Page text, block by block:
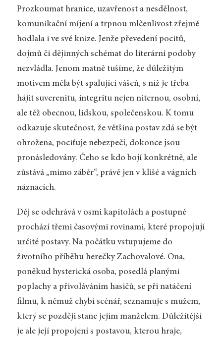
Prozkoumat hranice, uzavřenost a nesdělnost,
komunikační míjení a trpnou mlčenlivost zřejmě
hodlala i ve své knize. Jenže převedení pocitů,
dojmů či dějinných schémat do literární podoby
nezvládla. Jenom matně tušíme, že důležitým
motivem měla být spalující vášeň, s níž je třeba
hájit suverenitu, integritu nejen niternou, osobní,
ale též obecnou, lidskou, společenskou. K tomu
odkazuje skutečnost, že většina postav zdá se být
ohrožena, pociťuje nebezpečí, dokonce jsou
pronásledovány. Čeho se kdo bojí konkrétně, ale
zůstává „mimo záběr“, právě jen v klišé a vágních
náznacích.
Děj se odehrává v osmi kapitolách a postupně
prochází třemi časovými rovinami, které propojují
určité postavy. Na počátku vstupujeme do
životního příběhu herečky Zachovalové. Ona,
poněkud hysterická osoba, posedlá planými
poplachy a přivoláváním hasičů, se při natáčení
filmu, k němuž chybí scénář, seznamuje s mužem,
který se později stane jejím manželem. Důležitější
je ale její propojení s postavou, kterou hraje,